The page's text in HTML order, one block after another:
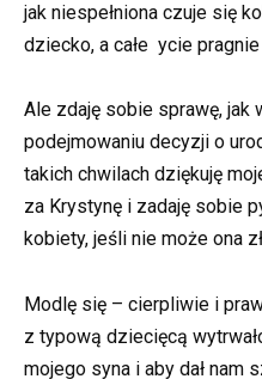
jak niespełniona czuje się
dziecko, a całe ycie
Ale zdaję sobie sprawę, jak
podejmowaniu decyzji o
takich chwilach dziękuję
za Krystynę i zadaję sobie
kobiety, jeśli nie może ona
Modlę się – cierpliwie i
z typową dziecięcą
mojego syna i aby dał nam